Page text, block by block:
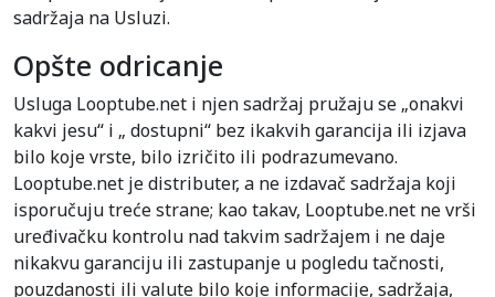
sadržaja na Usluzi.
Opšte odricanje
Usluga Looptube.net i njen sadržaj pružaju se „onakvi
kakvi jesu“ i „ dostupni“ bez ikakvih garancija ili izjava
bilo koje vrste, bilo izričito ili podrazumevano.
Looptube.net je distributer, a ne izdavač sadržaja koji
isporučuju treće strane; kao takav, Looptube.net ne vrši
uređivačku kontrolu nad takvim sadržajem i ne daje
nikakvu garanciju ili zastupanje u pogledu tačnosti,
pouzdanosti ili valute bilo koje informacije, sadržaja,